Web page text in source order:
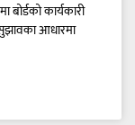
कार्यकारी
आधारमा